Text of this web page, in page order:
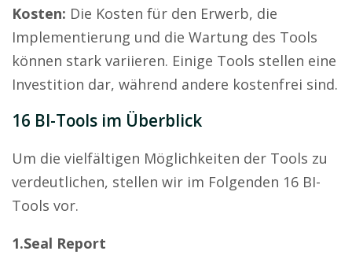
Kosten: Die Kosten für den Erwerb, die
Implementierung und die Wartung des Tools
können stark variieren. Einige Tools stellen eine
Investition dar, während andere kostenfrei sind.
16 BI-Tools im Überblick
Um die vielfältigen Möglichkeiten der Tools zu
verdeutlichen, stellen wir im Folgenden 16 BI-
Tools vor.
1.Seal Report